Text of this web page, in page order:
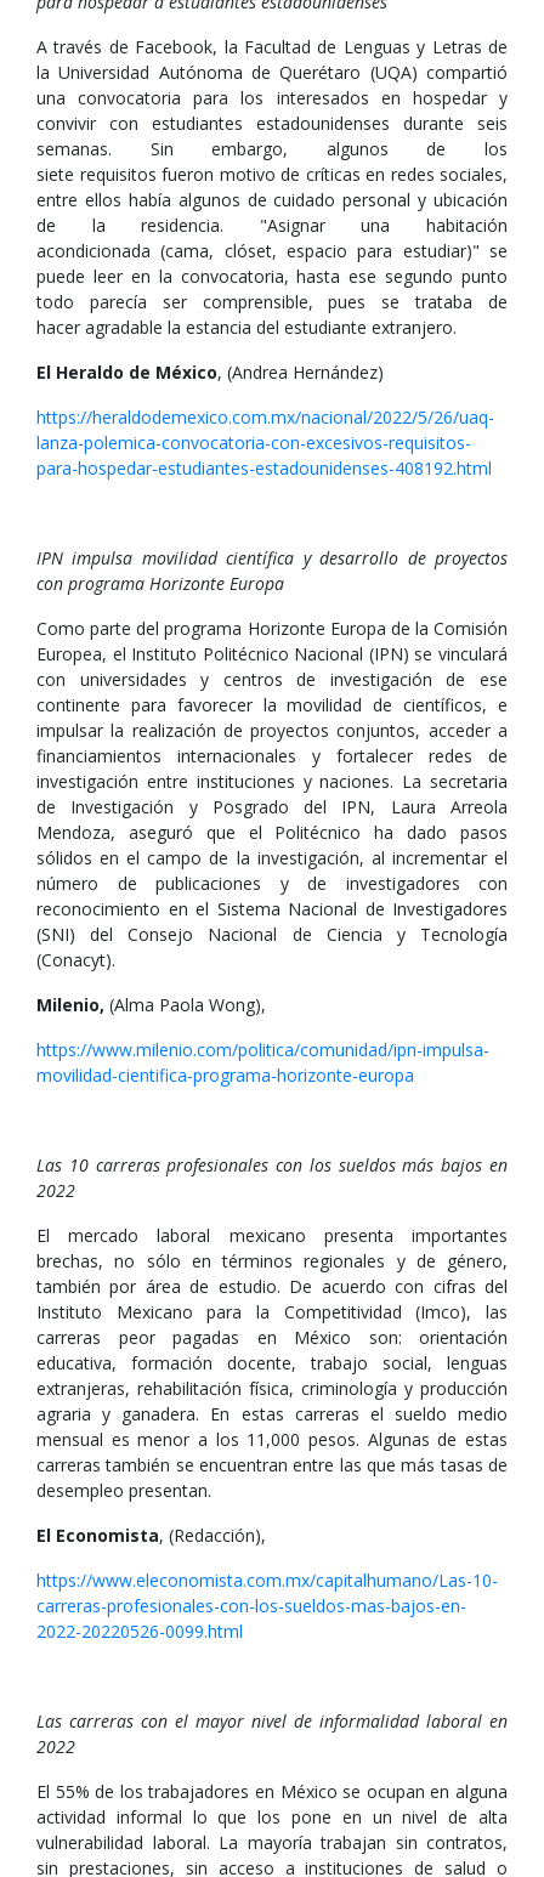
A través de Facebook, la Facultad de Lenguas y Letras de
la Universidad Autónoma de Querétaro (UQA) compartió
una convocatoria para los interesados en hospedar y
convivir con estudiantes estadounidenses durante seis
semanas. Sin embargo, algunos de los
siete requisitos fueron motivo de críticas en redes sociales,
entre ellos había algunos de cuidado personal y ubicación
de la residencia. "Asignar una habitación
acondicionada (cama, clóset, espacio para estudiar)" se
puede leer en la convocatoria, hasta ese segundo punto
todo parecía ser comprensible, pues se trataba de
hacer agradable la estancia del estudiante extranjero.
El Heraldo de México, (Andrea Hernández)
https://heraldodemexico.com.mx/nacional/2022/5/26/uaq-
lanza-polemica-convocatoria-con-excesivos-requisitos-
para-hospedar-estudiantes-estadounidenses-408192.html
IPN impulsa movilidad científica y desarrollo de proyectos
con programa Horizonte Europa
Como parte del programa Horizonte Europa de la Comisión
Europea, el Instituto Politécnico Nacional (IPN) se vinculará
con universidades y centros de investigación de ese
continente para favorecer la movilidad de científicos, e
impulsar la realización de proyectos conjuntos, acceder a
financiamientos internacionales y fortalecer redes de
investigación entre instituciones y naciones. La secretaria
de Investigación y Posgrado del IPN, Laura Arreola
Mendoza, aseguró que el Politécnico ha dado pasos
sólidos en el campo de la investigación, al incrementar el
número de publicaciones y de investigadores con
reconocimiento en el Sistema Nacional de Investigadores
(SNI) del Consejo Nacional de Ciencia y Tecnología
(Conacyt).
Milenio, (Alma Paola Wong),
https://www.milenio.com/politica/comunidad/ipn-impulsa-
movilidad-cientifica-programa-horizonte-europa
Las 10 carreras profesionales con los sueldos más bajos en
2022
El mercado laboral mexicano presenta importantes
brechas, no sólo en términos regionales y de género,
también por área de estudio. De acuerdo con cifras del
Instituto Mexicano para la Competitividad (Imco), las
carreras peor pagadas en México son: orientación
educativa, formación docente, trabajo social, lenguas
extranjeras, rehabilitación física, criminología y producción
agraria y ganadera. En estas carreras el sueldo medio
mensual es menor a los 11,000 pesos. Algunas de estas
carreras también se encuentran entre las que más tasas de
desempleo presentan.
El Economista, (Redacción),
https://www.eleconomista.com.mx/capitalhumano/Las-10-
carreras-profesionales-con-los-sueldos-mas-bajos-en-
2022-20220526-0099.html
Las carreras con el mayor nivel de informalidad laboral en
2022
El 55% de los trabajadores en México se ocupan en alguna
actividad informal lo que los pone en un nivel de alta
vulnerabilidad laboral. La mayoría trabajan sin contratos,
sin prestaciones, sin acceso a instituciones de salud o